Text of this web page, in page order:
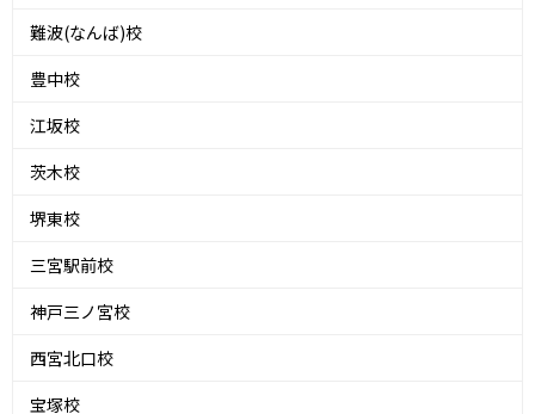
難波(なんば)校
豊中校
江坂校
茨木校
堺東校
三宮駅前校
神戸三ノ宮校
西宮北口校
宝塚校